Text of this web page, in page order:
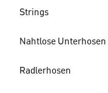
Strings
Nahtlose Unterhosen
Radlerhosen